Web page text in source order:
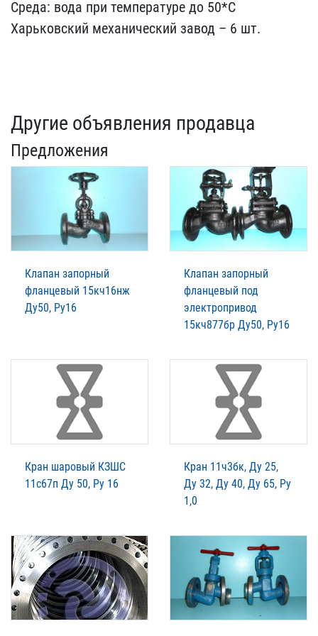
Среда: ​вода при температуре до ​50*С
Харьковский механич​еский завод – 6 шт.
Другие объявления продавца
Предложения
Клапан запорный
фланцевый 15кч16нж
Ду50, Ру16
Клапан запорный
фланцевый под
электропривод
15кч877бр Ду50, Ру16
Кран шаровый КЗШС
11с67п Ду 50, Ру 16
Кран 11ч3бк, Ду 25,
Ду 32, Ду 40, Ду 65, Ру
1,0